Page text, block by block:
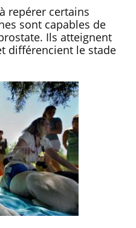
repérer certains
sont capables de
Ils atteignent
différencient le stade